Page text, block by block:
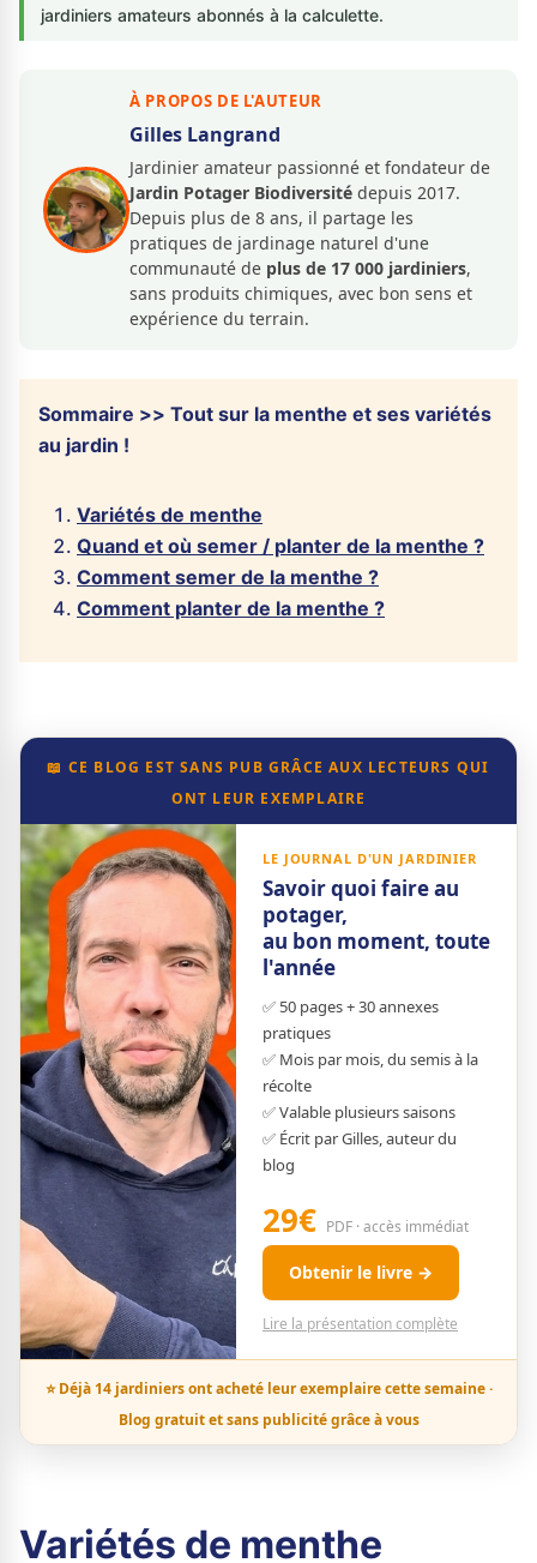
jardiniers amateurs abonnés à la calculette.
À PROPOS DE L'AUTEUR
Gilles Langrand
Jardinier amateur passionné et fondateur de
Jardin Potager Biodiversité depuis 2017.
Depuis plus de 8 ans, il partage les
pratiques de jardinage naturel d'une
communauté de plus de 17 000 jardiniers,
sans produits chimiques, avec bon sens et
expérience du terrain.
Sommaire >> Tout sur la menthe et ses variétés
au jardin !
Variétés de menthe
Quand et où semer / planter de la menthe ?
Comment semer de la menthe ?
Comment planter de la menthe ?
📖 CE BLOG EST SANS PUB GRÂCE AUX LECTEURS QUI
ONT LEUR EXEMPLAIRE
LE JOURNAL D'UN JARDINIER
Savoir quoi faire au
potager,
au bon moment, toute
l'année
✅ 50 pages + 30 annexes
pratiques
✅ Mois par mois, du semis à la
récolte
✅ Valable plusieurs saisons
✅ Écrit par Gilles, auteur du
blog
29€ PDF · accès immédiat
Obtenir le livre →
Lire la présentation complète
⭐ Déjà 14 jardiniers ont acheté leur exemplaire cette semaine ·
Blog gratuit et sans publicité grâce à vous
Variétés de menthe